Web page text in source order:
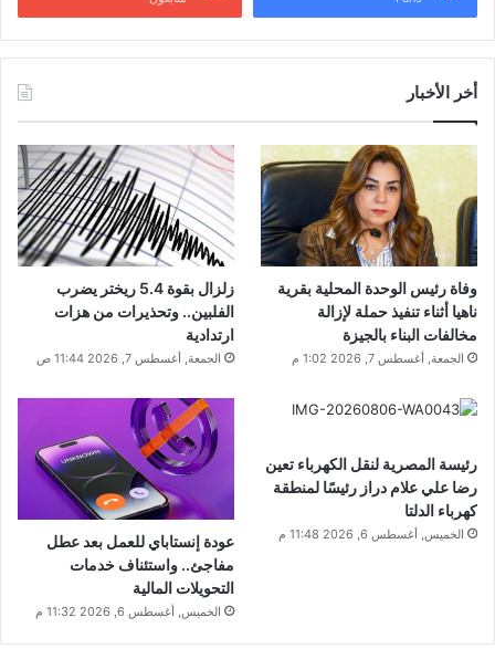
أخر الأخبار
وفاة رئيس الوحدة المحلية بقرية
ناهيا أثناء تنفيذ حملة لإزالة
مخالفات البناء بالجيزة
الجمعة, أغسطس 7, 2026 1:02 م
زلزال بقوة 5.4 ريختر يضرب
الفلبين.. وتحذيرات من هزات
ارتدادية
الجمعة, أغسطس 7, 2026 11:44 ص
رئيسة المصرية لنقل الكهرباء تعين
رضا علي علام دراز رئيسًا لمنطقة
كهرباء الدلتا
الخميس, أغسطس 6, 2026 11:48 م
عودة إنستاباي للعمل بعد عطل
مفاجئ.. واستئناف خدمات
التحويلات المالية
الخميس, أغسطس 6, 2026 11:32 م